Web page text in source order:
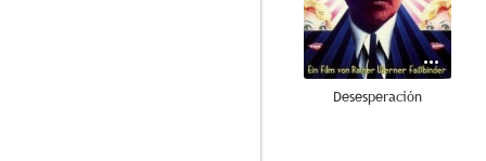
Desesperación